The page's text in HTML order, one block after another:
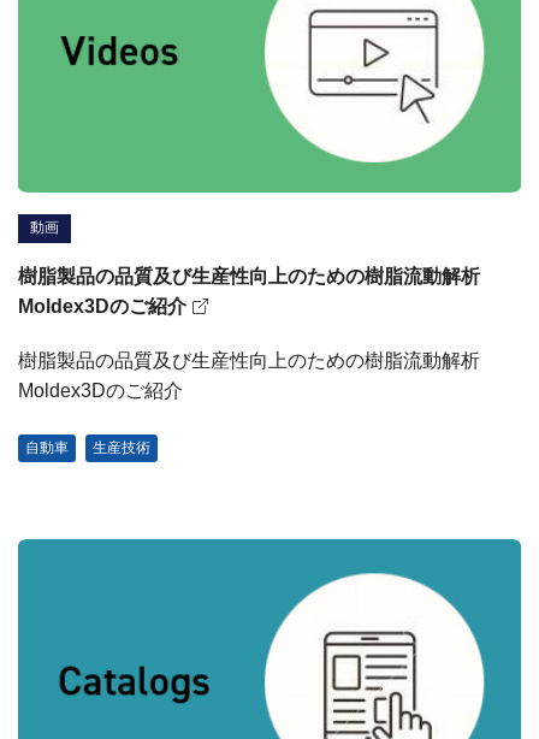
動画
樹脂製品の品質及び生産性向上のための樹脂流動解析
Moldex3Dのご紹介
樹脂製品の品質及び生産性向上のための樹脂流動解析
Moldex3Dのご紹介
自動車 生産技術